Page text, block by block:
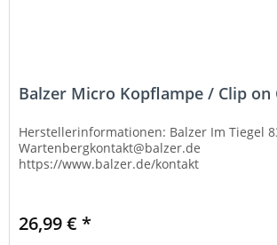
Balzer Micro Kopflampe / Clip on
Herstellerinformationen: Balzer Im Tiegel
Wartenbergkontakt@balzer.de
https://www.balzer.de/kontakt
26,99 € *